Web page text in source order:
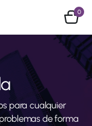
0
para cualquier
de forma